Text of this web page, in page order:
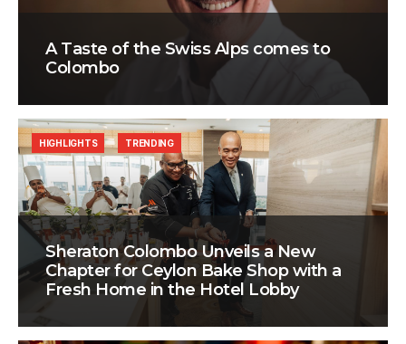
A Taste of the Swiss Alps comes to
Colombo
Sheraton Colombo Unveils a New
Chapter for Ceylon Bake Shop with a
Fresh Home in the Hotel Lobby
HIGHLIGHTS TRENDING